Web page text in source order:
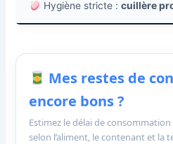
Hygiène stricte :cuillère
Mes restes de
encore bons ?
Estimez le délai de
selon l’aliment, le contenant et la